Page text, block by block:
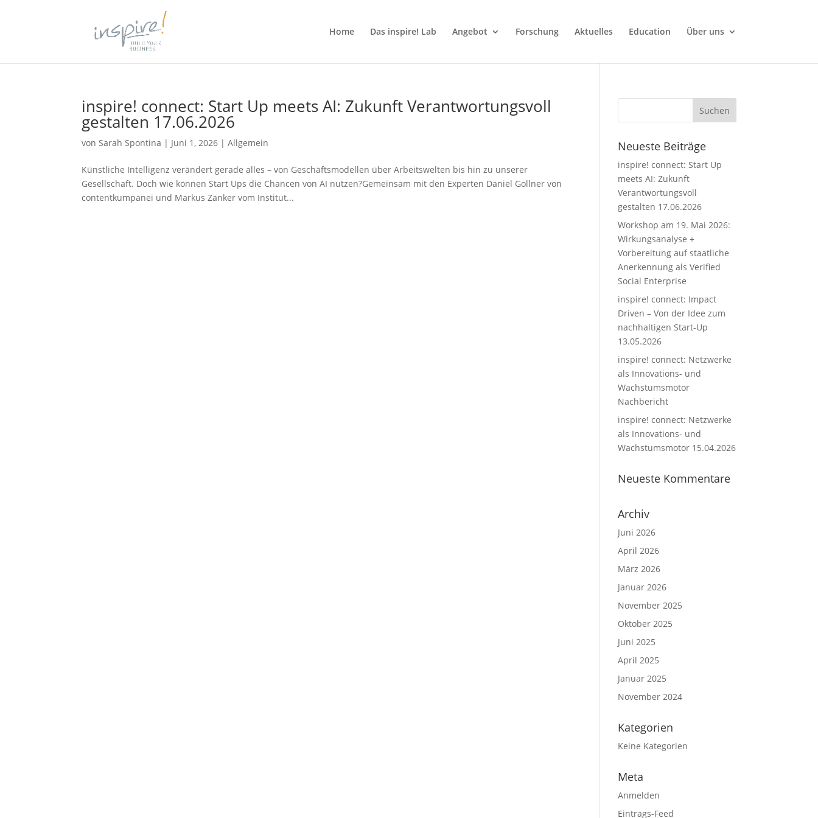
Home Das inspire! Lab Angebot Forschung Aktuelles Education Über uns
inspire! connect: Start Up meets AI: Zukunft Verantwortungsvoll
gestalten 17.06.2026
vonSarah Spontina | Juni 1, 2026 | Allgemein
Künstliche Intelligenz verändert gerade alles – von Geschäftsmodellen über Arbeitswelten bis hin zu unserer
Gesellschaft. Doch wie können Start Ups die Chancen von AI nutzen?Gemeinsam mit den Experten Daniel Gollner von
contentkumpanei und Markus Zanker vom Institut...
Neueste Beiträge
inspire! connect: Start Up
meets AI: Zukunft
Verantwortungsvoll
gestalten 17.06.2026
Workshop am 19. Mai 2026:
Wirkungsanalyse +
Vorbereitung auf staatliche
Anerkennung als Verified
Social Enterprise
inspire! connect: Impact
Driven – Von der Idee zum
nachhaltigen Start-Up
13.05.2026
inspire! connect: Netzwerke
als Innovations- und
Wachstumsmotor
Nachbericht
inspire! connect: Netzwerke
als Innovations- und
Wachstumsmotor 15.04.2026
Neueste Kommentare
Archiv
Juni 2026
April 2026
März 2026
Januar 2026
November 2025
Oktober 2025
Juni 2025
April 2025
Januar 2025
November 2024
Kategorien
Keine Kategorien
Meta
Anmelden
Eintrags-Feed